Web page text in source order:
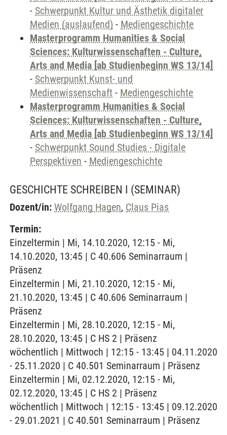
- Schwerpunkt Kultur und Ästhetik digitaler
Medien (auslaufend) - Mediengeschichte
Masterprogramm Humanities & Social
Sciences: Kulturwissenschaften - Culture,
Arts and Media [ab Studienbeginn WS 13/14]
- Schwerpunkt Kunst- und
Medienwissenschaft - Mediengeschichte
Masterprogramm Humanities & Social
Sciences: Kulturwissenschaften - Culture,
Arts and Media [ab Studienbeginn WS 13/14]
- Schwerpunkt Sound Studies - Digitale
Perspektiven - Mediengeschichte
GESCHICHTE SCHREIBEN I (SEMINAR)
Dozent/in: Wolfgang Hagen, Claus Pias
Termin:
Einzeltermin | Mi, 14.10.2020, 12:15 - Mi,
14.10.2020, 13:45 | C 40.606 Seminarraum |
Präsenz
Einzeltermin | Mi, 21.10.2020, 12:15 - Mi,
21.10.2020, 13:45 | C 40.606 Seminarraum |
Präsenz
Einzeltermin | Mi, 28.10.2020, 12:15 - Mi,
28.10.2020, 13:45 | C HS 2 | Präsenz
wöchentlich | Mittwoch | 12:15 - 13:45 | 04.11.2020
- 25.11.2020 | C 40.501 Seminarraum | Präsenz
Einzeltermin | Mi, 02.12.2020, 12:15 - Mi,
02.12.2020, 13:45 | C HS 2 | Präsenz
wöchentlich | Mittwoch | 12:15 - 13:45 | 09.12.2020
- 29.01.2021 | C 40.501 Seminarraum | Präsenz